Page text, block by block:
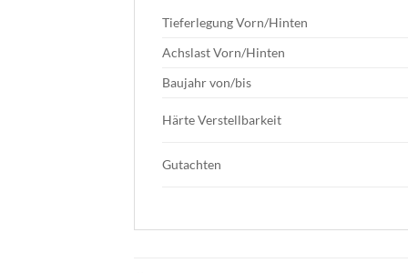
TieferlegungVorn/Hinten
AchslastVorn/Hinten
Baujahrvon/bis
Härte Verstellbarkeit
Gutachten